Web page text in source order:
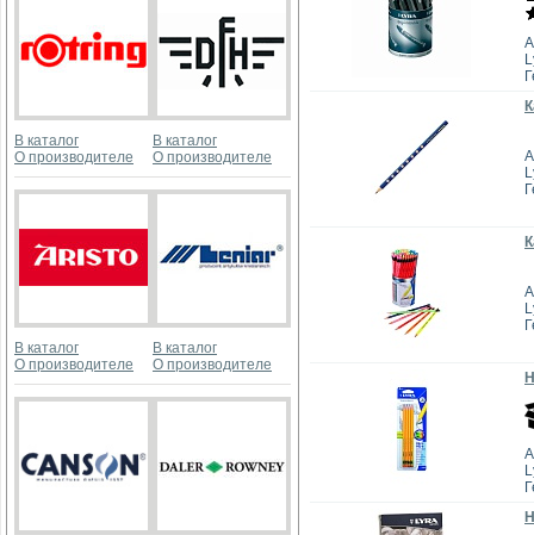
В каталог
О производителе
В каталог
О производителе
В каталог
О производителе
В каталог
О производителе